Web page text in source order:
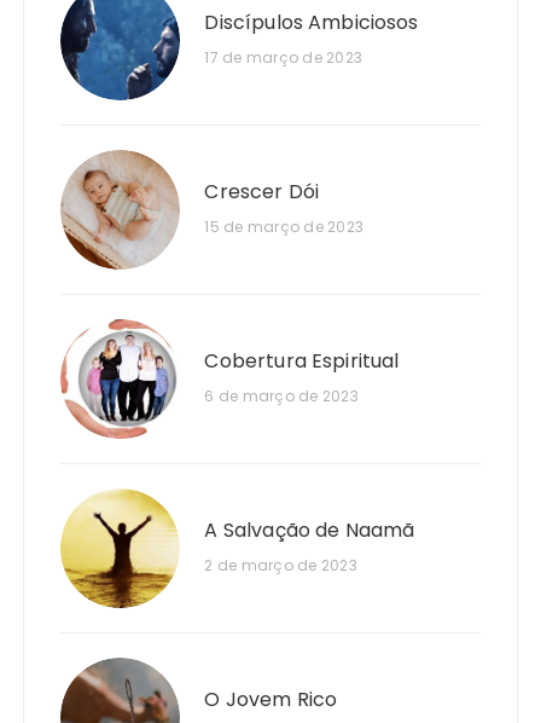
Discípulos Ambiciosos
17 de março de 2023
Crescer Dói
15 de março de 2023
Cobertura Espiritual
6 de março de 2023
A Salvação de Naamã
2 de março de 2023
O Jovem Rico